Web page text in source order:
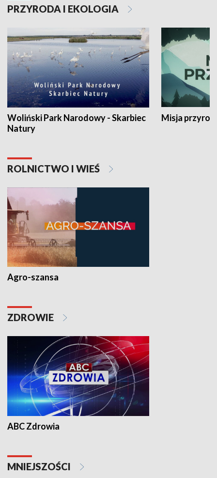
PRZYRODA I EKOLOGIA
Woliński Park Narodowy - Skarbiec
Natury
Misja
ROLNICTWO I WIEŚ
Agro-szansa
ZDROWIE
ABC Zdrowia
MNIEJSZOŚCI